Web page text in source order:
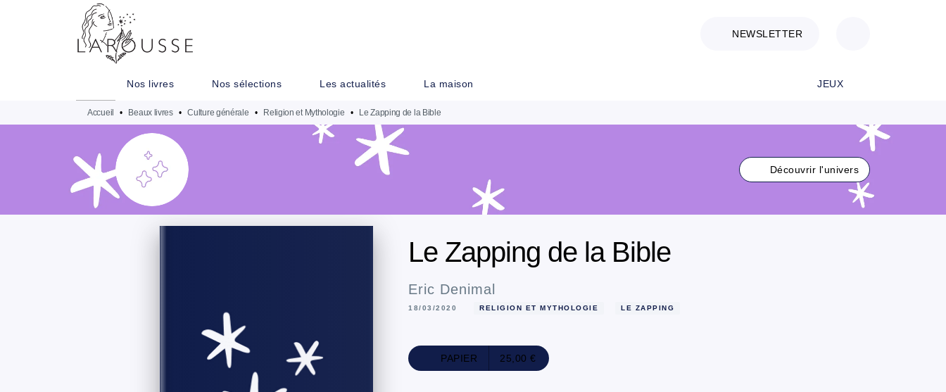
MENU
NEWSLETTER
Nos livres Nos sélections Les actualités La maison JEUX
Accueil • Beaux livres • Culture générale • Religion et Mythologie • Le Zapping de la Bible
Découvrir l'univers
Le Zapping de la Bible
Eric Denimal
18/03/2020 RELIGION ET MYTHOLOGIE LE ZAPPING
PAPIER 25,00 €